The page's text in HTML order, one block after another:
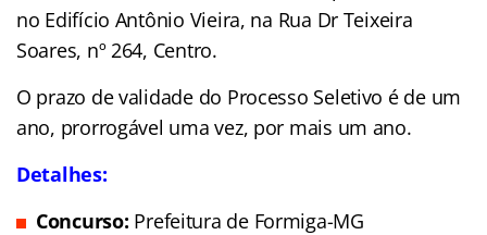
no Edifício Antônio Vieira, na Rua Dr Teixeira
Soares, nº 264, Centro.
O prazo de validade do Processo Seletivo é de um
ano, prorrogável uma vez, por mais um ano.
Detalhes:
Concurso: Prefeitura de Formiga-MG